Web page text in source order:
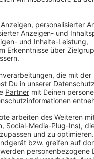
Das Stadtmarketing steht
Austausch mit dem
Durchsagen ausgelöst,
wird, kann der Markt
schützen.
Darüber hinaus bleibt das
Ordnungsdienst (KOD)
behalten.
Anzeige
Über 80 Aussteller